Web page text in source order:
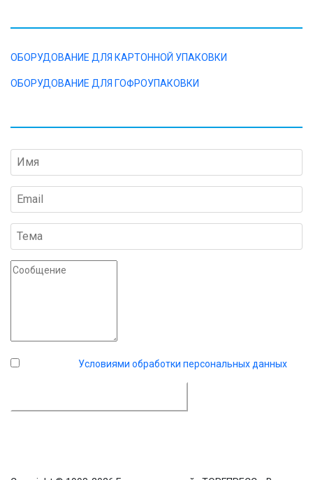
ОБОРУДОВАНИЕ ДЛЯ КАРТОННОЙ УПАКОВКИ
ОБОРУДОВАНИЕ ДЛЯ ГОФРОУПАКОВКИ
Условиями обработки персональных данных